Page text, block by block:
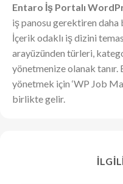
Entaro İş Portalı
iş panosu gerektiren daha
İçerik odaklı iş dizini
arayüzünden türleri,
yönetmenize olanak
yönetmek için ‘WP Job
birlikte gelir.